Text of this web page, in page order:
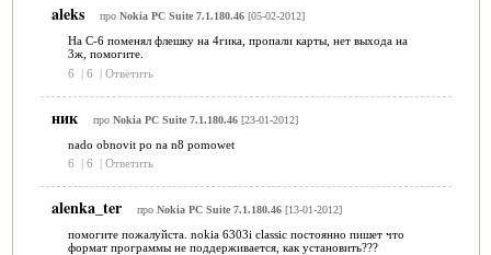
aleks про Nokia PC Suite 7.1.180.46[05-02-2012]
На С-6 поменял флешку на 4гика, пропали карты, нет выхода на
3ж, помогите.
6
| 6 | Ответить
ник про Nokia PC Suite 7.1.180.46[23-01-2012]
nado obnovit po na n8 pomowet
6
| 6 | Ответить
alenka_ter про Nokia PC Suite 7.1.180.46[13-01-2012]
помогите пожалуйста. nokia 6303i classic постоянно пишет что
формат программы не поддерживается, как установить???